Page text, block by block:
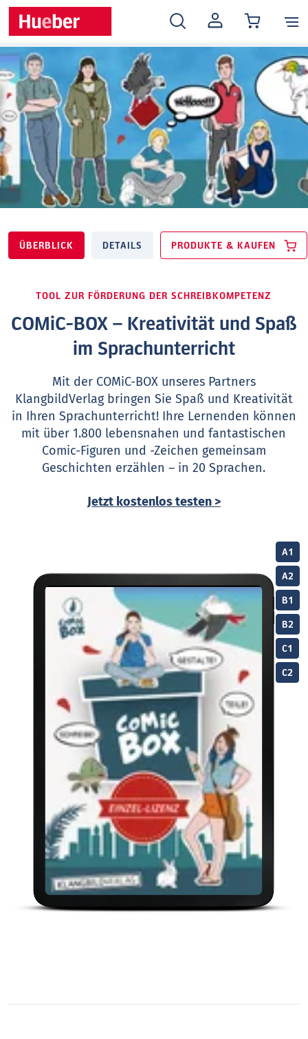
MEIN
KONTO
ÜBERBLICK DETAILS PRODUKTE & KAUFEN
A1
A2
B1
B2
C1
C2
TOOL ZUR FÖRDERUNG DER SCHREIBKOMPETENZ
COMiC-BOX – Kreativität und Spaß
im Sprachunterricht
Mit der COMiC-BOX unseres Partners
KlangbildVerlag bringen Sie Spaß und Kreativität
in Ihren Sprachunterricht! Ihre Lernenden können
mit über 1.800 lebensnahen und fantastischen
Comic-Figuren und -Zeichen gemeinsam
Geschichten erzählen – in 20 Sprachen.
Jetzt kostenlos testen >